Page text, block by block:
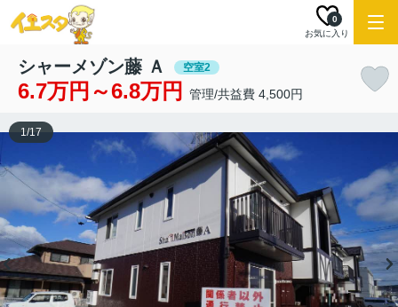
お気に入り
0
シャーメゾン藤 Ａ 空室2
6.7万円～6.8万円 管理/共益費 4,500円
1/17